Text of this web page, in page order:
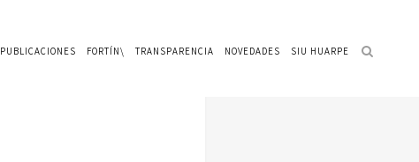
PUBLICACIONES FORTÍN\ TRANSPARENCIA NOVEDADES SIU HUARPE